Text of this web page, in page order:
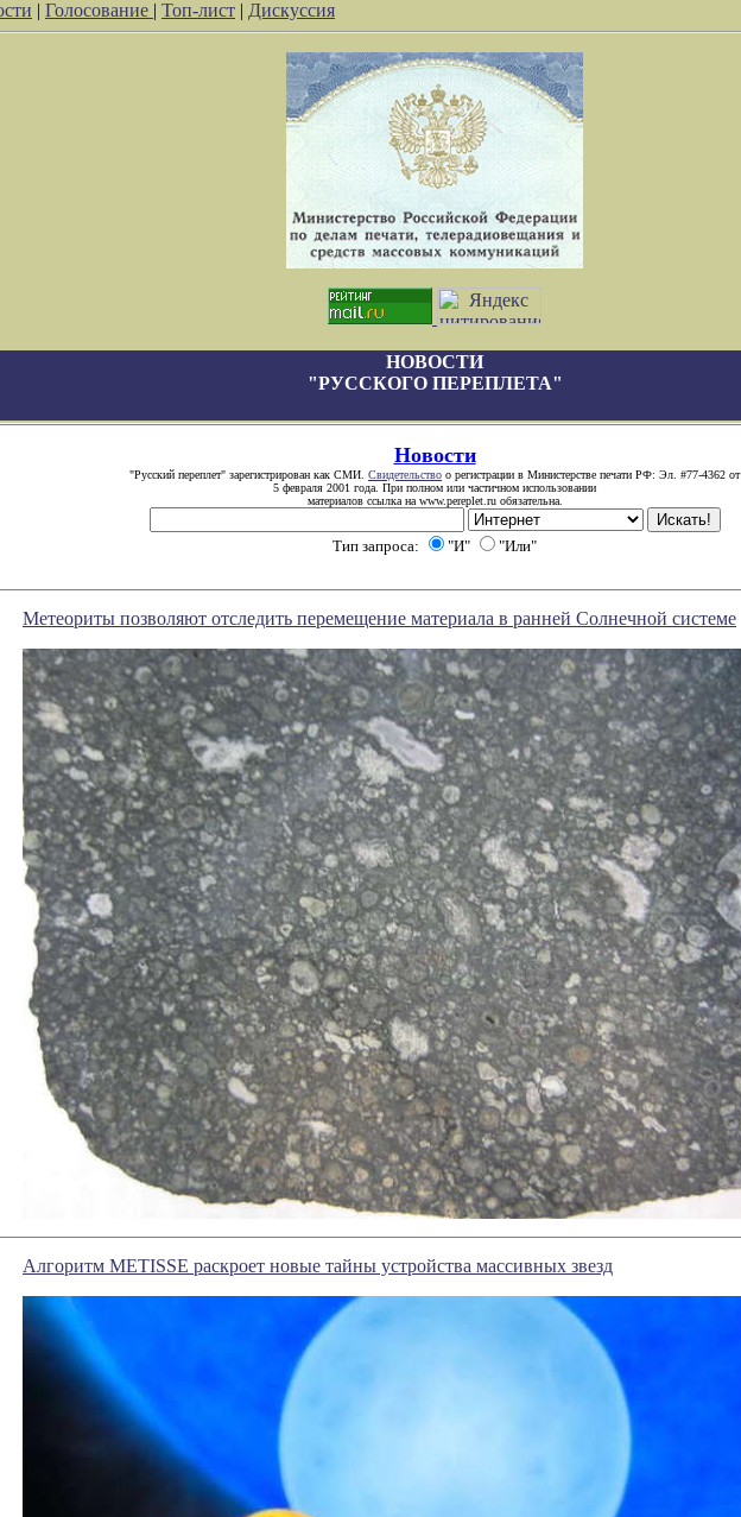
| Голосование | Топ-лист | Дискуссия
НОВОСТИ
"РУССКОГО ПЕРЕПЛЕТА"
Новости
"Русский переплет" зарегистрирован как СМИ. Свидетельство о регистрации в Министерстве печати РФ: Эл. #77-4362 от
5 февраля 2001 года. При полном или частичном использовании
материалов ссылка на www.pereplet.ru обязательна.
Тип запроса: "И" "Или"
Метеориты позволяют отследить перемещение материала в ранней Солнечной системе
Алгоритм METISSE раскроет новые тайны устройства массивных звезд